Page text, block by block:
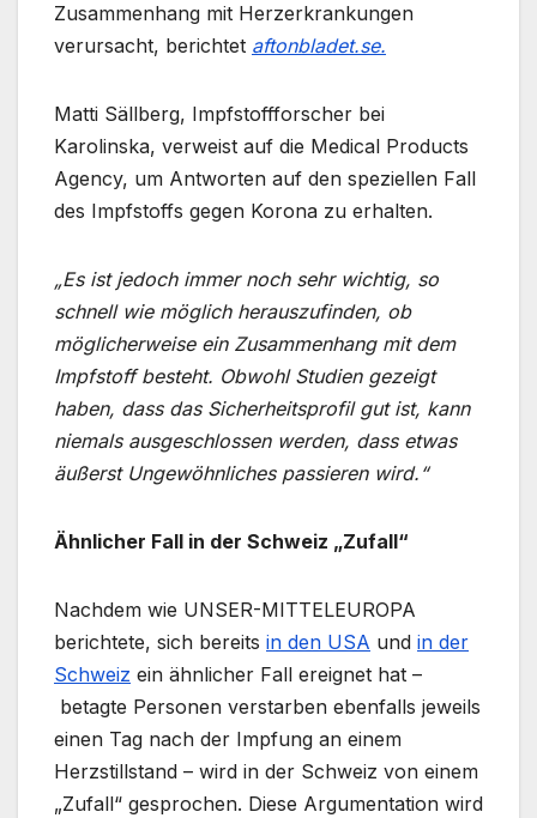
Zusammenhang mit Herzerkrankungen
verursacht, berichtet aftonbladet.se.
Matti Sällberg, Impfstoffforscher bei
Karolinska, verweist auf die Medical Products
Agency, um Antworten auf den speziellen Fall
des Impfstoffs gegen Korona zu erhalten.
„Es ist jedoch immer noch sehr wichtig, so
schnell wie möglich herauszufinden, ob
möglicherweise ein Zusammenhang mit dem
Impfstoff besteht. Obwohl Studien gezeigt
haben, dass das Sicherheitsprofil gut ist, kann
niemals ausgeschlossen werden, dass etwas
äußerst Ungewöhnliches passieren wird.“
Ähnlicher Fall in der Schweiz „Zufall“
Nachdem wie UNSER-MITTELEUROPA
berichtete, sich bereits in den USA und in der
Schweiz ein ähnlicher Fall ereignet hat –
betagte Personen verstarben ebenfalls jeweils
einen Tag nach der Impfung an einem
Herzstillstand – wird in der Schweiz von einem
„Zufall“ gesprochen. Diese Argumentation wird